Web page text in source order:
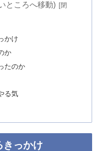
ところへ移動)
かけ
か
たのか
る気
きっかけ